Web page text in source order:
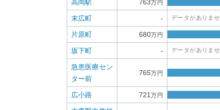
高岡駅 763万円
末広町 - データがありま
片原町 680万円
坂下町 - データがありま
急患医療セン
ター前
765万円
広小路 721万円